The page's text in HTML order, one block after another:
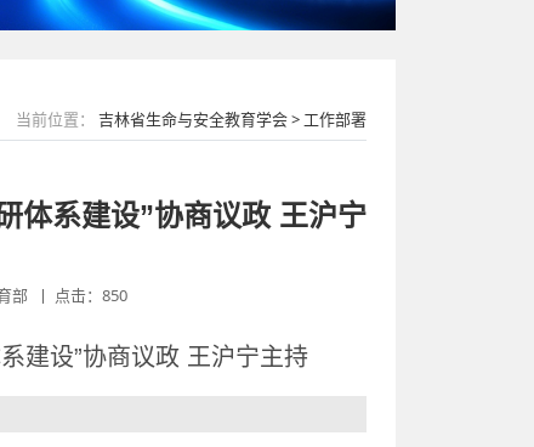
当前位置： 吉林省生命与安全教育学会 > 工作部署
体系建设”协商议政 王沪宁
部 丨 点击：850
建设”协商议政 王沪宁主持